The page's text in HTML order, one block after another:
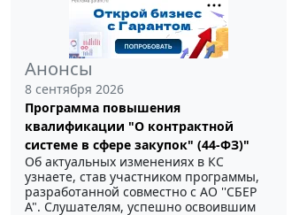
Анонсы
8 сентября 2026
Программа повышения
квалификации "О контрактной
системе в сфере закупок" (44-ФЗ)"
Об актуальных изменениях в КС
узнаете, став участником программы,
разработанной совместно с АО ''СБЕР
А". Слушателям, успешно освоившим